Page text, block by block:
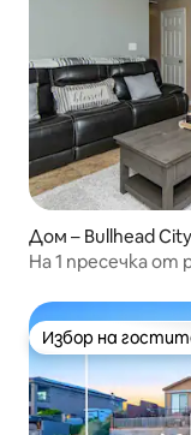
Дом – Bullhead City
На 1 пресечка от
Избор на
Избор на